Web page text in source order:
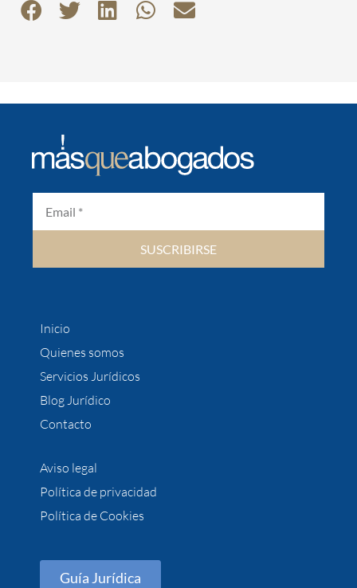
SUSCRIBIRSE
Inicio
Quienes somos
Servicios Jurídicos
Blog Jurídico
Contacto
Aviso legal
Política de privacidad
Política de Cookies
Guía Jurídica